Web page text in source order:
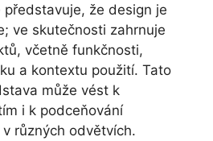
že design je
ve skutečnosti zahrnuje
včetně funkčnosti,
a kontextu použití. Tato
může vést k
i k podceňování
různých odvětvích.